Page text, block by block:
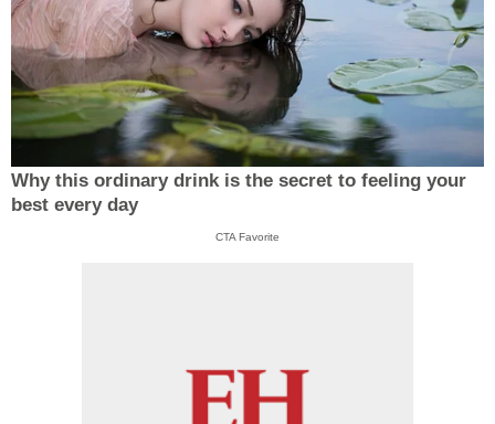
Why this ordinary drink is the secret to feeling your
best every day
CTA Favorite